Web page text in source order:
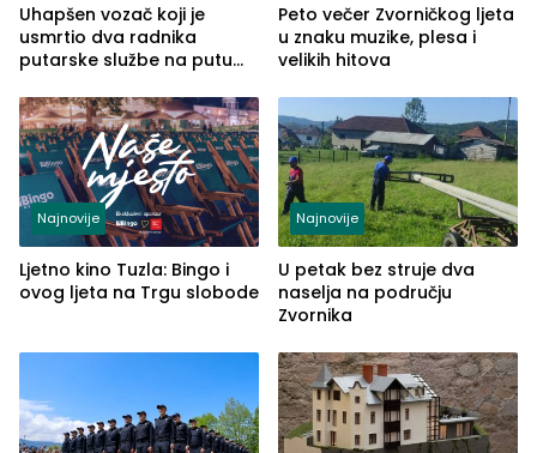
Uhapšen vozač koji je
usmrtio dva radnika
putarske službe na putu
(FOTO)
Peto večer Zvorničkog ljeta
u znaku muzike, plesa i
velikih hitova
Najnovije
Ljetno kino Tuzla: Bingo i
ovog ljeta na Trgu slobode
Najnovije
U petak bez struje dva
naselja na području
Zvornika